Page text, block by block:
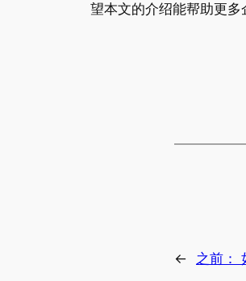
望本文的介绍能帮助更多
← 之前：